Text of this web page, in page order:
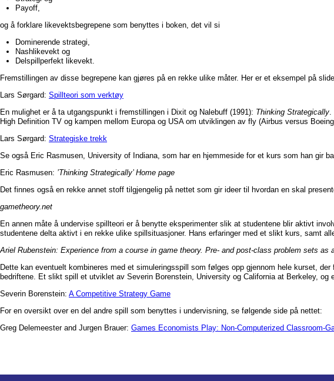
Payoff,
og å forklare likevektsbegrepene som benyttes i boken, det vil si
Dominerende strategi,
Nashlikevekt og
Delspillperfekt likevekt.
Fremstillingen av disse begrepene kan gjøres på en rekke ulike måter. Her er et eksempel på
Lars Sørgard: Spillteori som verktøy
En mulighet er å ta utgangspunkt i fremstillingen i Dixit og Nalebuff (1991): Thinking Strategically.
High Definition TV og kampen mellom Europa og USA om utviklingen av fly (Airbus versus
Lars Sørgard: Strategiske trekk
Se også Eric Rasmusen, University of Indiana, som har en hjemmeside for et kurs som han gir
Eric Rasmusen: ’Thinking Strategically’ Home page
Det finnes også en rekke annet stoff tilgjengelig på nettet som gir ideer til hvordan en skal
gametheory.net
En annen måte å undervise spillteori er å benytte eksperimenter slik at studentene blir aktivt
studentene delta aktivt i en rekke ulike spillsituasjoner. Hans erfaringer med et slikt kurs, samt
Ariel Rubenstein: Experience from a course in game theory. Pre- and post-class problem sets as
Dette kan eventuelt kombineres med et simuleringsspill som følges opp gjennom hele kurset,
bedriftene. Et slikt spill et utviklet av Severin Borenstein, University og California at Berkeley, og
Severin Borenstein: A Competitive Strategy Game
For en oversikt over en del andre spill som benyttes i undervisning, se følgende side på nettet:
Greg Delemeester and Jurgen Brauer: Games Economists Play: Non-Computerized Classroom-